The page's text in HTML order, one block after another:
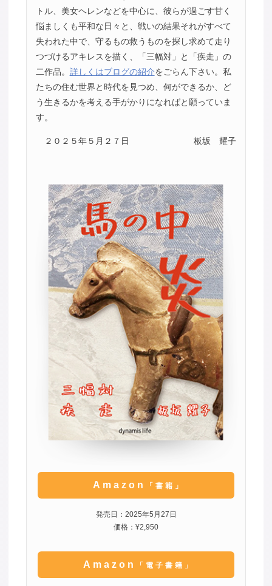
トル、美女ヘレンなどを中心に、彼らが過ごす甘く
悩ましくも平和な日々と、戦いの結果それがすべて
失われた中で、守るもの救うものを探し求めて走り
つづけるアキレスを描く、「三幅対」と「疾走」の
二作品。 詳しくはブログの紹介をごらん下さい。私
たちの住む世界と時代を見つめ、何ができるか、ど
う生きるかを考える手がかりになればと願っていま
す。
２０２５年５月２７日 板坂 耀子
Amazon 「書籍」
発売日：2025年5月27日
価格：¥2,950
Amazon 「電子書籍」